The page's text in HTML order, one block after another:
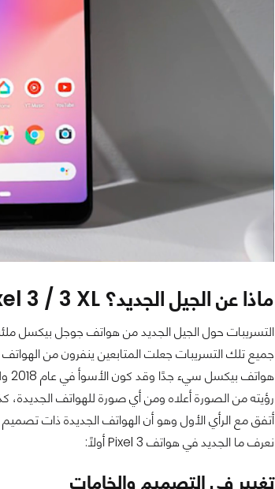
ماذا عن الجيل الجديد؟ Google Pixel 3 / 3 XL
التسريبات حول الجيل الجديد من هواتف جوجل بيكسل
جميع تلك التسريبات جعلت المتابعين ينفرون من
رؤيته من الصورة أعلاه ومن أي صورة للهواتف الجديدة،
أتفق مع الرأي الأول وهو أن الهواتف الجديدة ذات
نعرف ما الجديد في هواتف Pixel 3 أولًا:
تغيير في التصميم والخامات